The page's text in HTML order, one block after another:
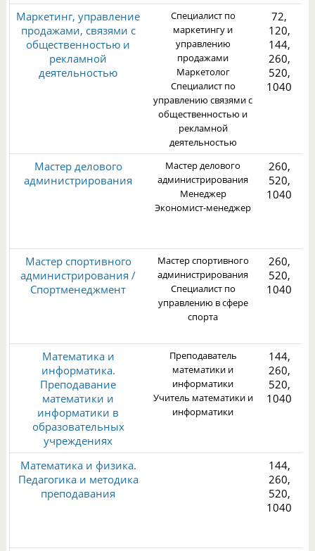
Маркетинг, управление
продажами, связями с
общественностью и
рекламной
деятельностью
Специалист по
маркетингу и
управлению
продажами
Маркетолог
Специалист по
управлению связями с
общественностью и
рекламной
деятельностью
72,
120,
144,
260,
520,
1040
Мастер делового
администрирования
Мастер делового
администрирования
Менеджер
Экономист-менеджер
260,
520,
1040
Мастер спортивного
администрирования /
Спортменеджмент
Мастер спортивного
администрирования
Специалист по
управлению в сфере
спорта
260,
520,
1040
Математика и
информатика.
Преподавание
математики и
информатики в
образовательных
учреждениях
Преподаватель
математики и
информатики
Учитель математики и
информатики
144,
260,
520,
1040
Математика и физика.
Педагогика и методика
преподавания
144,
260,
520,
1040